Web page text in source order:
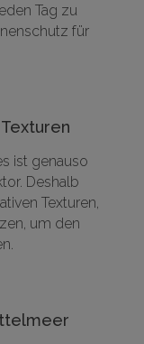
Tag zu
für
ist genauso
Deshalb
Texturen,
um den